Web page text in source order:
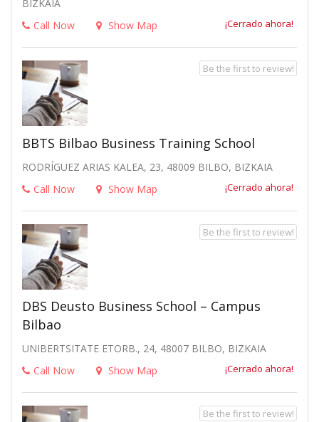
BIZKAIA
Call Now
Show Map ¡Cerrado ahora!
BBTS Bilbao Business Training School
RODRÍGUEZ ARIAS KALEA, 23, 48009 BILBO, BIZKAIA
Call Now
Show Map ¡Cerrado ahora!
Be the first to review!
DBS Deusto Business School – Campus
Bilbao
UNIBERTSITATE ETORB., 24, 48007 BILBO, BIZKAIA
Call Now
Show Map ¡Cerrado ahora!
Be the first to review!
Be the first to review!